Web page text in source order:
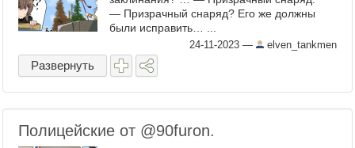
— Призрачный снаряд? Его же должны
были исправить… ...
24-11-2023 — elven_tankmen
Развернуть
Полицейские от @90furon.